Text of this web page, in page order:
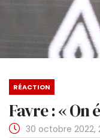
RÉACTION
Favre : « On
30 octobre 2022,